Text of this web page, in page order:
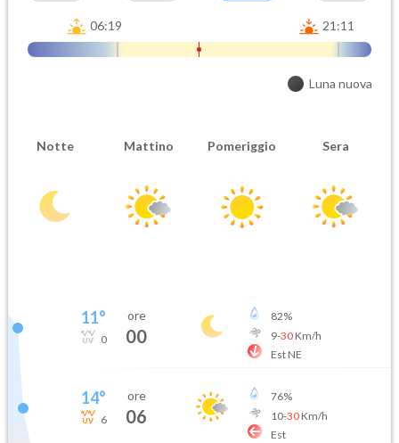
06:19 21:11
Luna nuova
Notte Mattino Pomeriggio Sera
11°
0
ore
00
82%
9-30Km/h
Est NE
14°
6
ore
06
76%
10-30Km/h
Est